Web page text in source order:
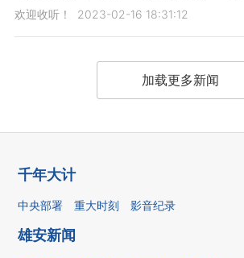
欢迎收听！ 2023-02-16 18:31:12
加载更多新闻
千年大计
中央部署 重大时刻 影音纪录
雄安新闻